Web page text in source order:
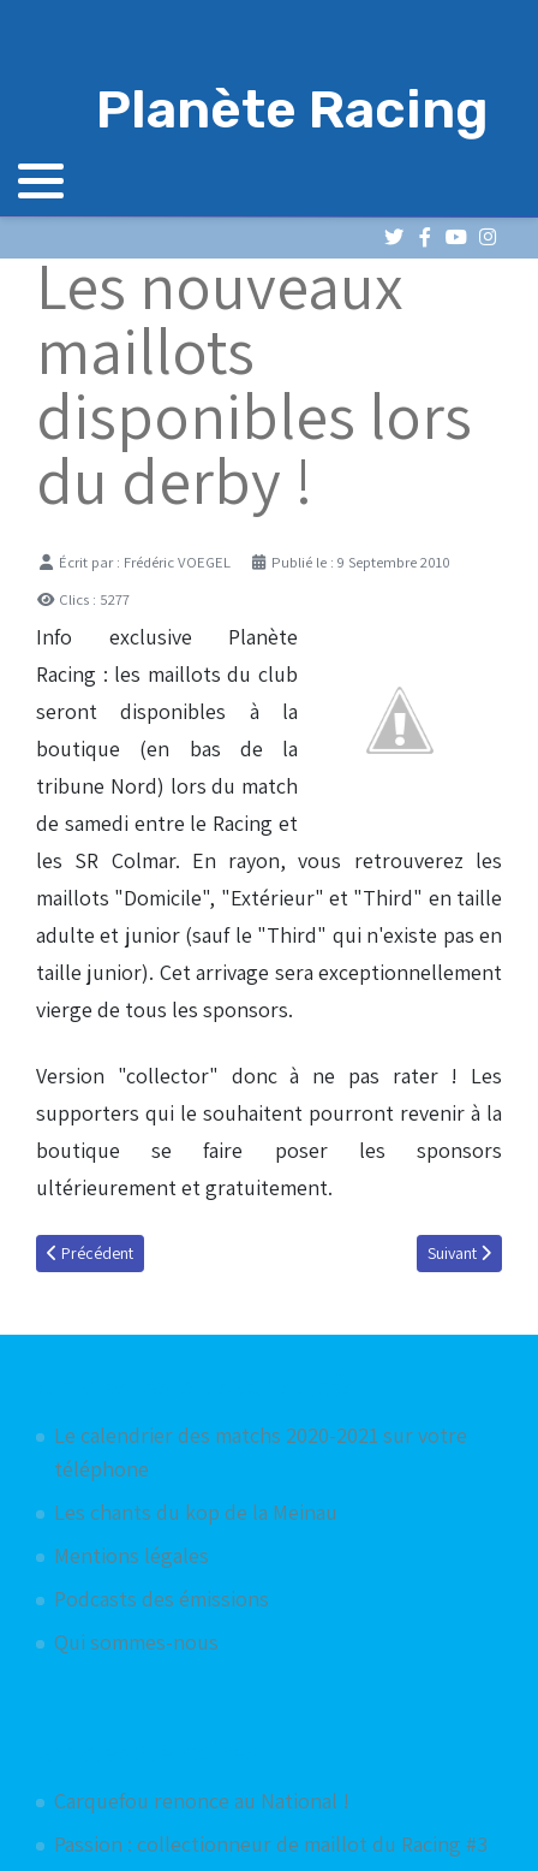
Planète Racing
Les nouveaux
maillots
disponibles lors
du derby !
DétailsÉcrit par : Frédéric VOEGEL
Publié le : 9 Septembre 2010
Clics : 5277
Info exclusive Planète
Racing : les maillots du club
seront disponibles à la
boutique (en bas de la
tribune Nord) lors du match
de samedi entre le Racing et
les SR Colmar. En rayon, vous retrouverez les
maillots "Domicile", "Extérieur" et "Third" en taille
adulte et junior (sauf le "Third" qui n'existe pas en
taille junior). Cet arrivage sera exceptionnellement
vierge de tous les sponsors.
Version "collector" donc à ne pas rater ! Les
supporters qui le souhaitent pourront revenir à la
boutique se faire poser les sponsors
ultérieurement et gratuitement.
Article précédent : Interview d'avant match de Laurent Fournier
Précédent Article suivant
Suivant
Le calendrier des matchs 2020-2021 sur votre
téléphone
Les chants du kop de la Meinau
Mentions légales
Podcasts des émissions
Qui sommes-nous
Carquefou renonce au National !
Passion : collectionneur de maillot du Racing #3